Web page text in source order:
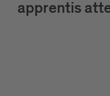
apprentis